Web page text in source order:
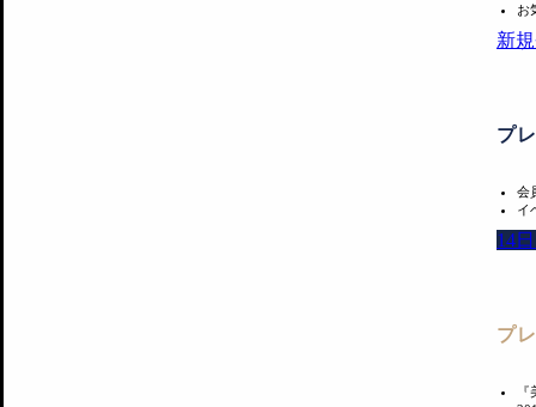
お
新
プ
会
イ
14
プ